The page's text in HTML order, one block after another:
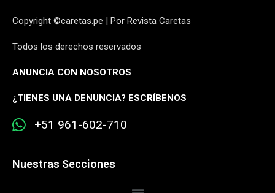
Copyright ©caretas.pe | Por Revista Caretas
Todos los derechos reservados
ANUNCIA CON NOSOTROS
¿TIENES UNA DENUNCIA? ESCRÍBENOS
+51 961-602-710
Nuestras Secciones